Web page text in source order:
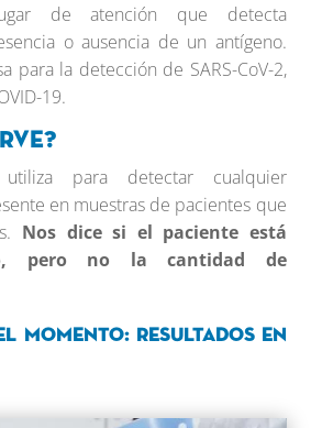
de atención que detecta
o ausencia de un antígeno.
para la detección de SARS-CoV-2,
19.
para detectar cualquier
en muestras de pacientes que
Nos dice si el paciente está
pero no la cantidad de
momento: resultados en